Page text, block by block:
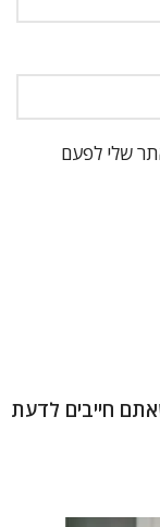
את 5 השאלות שאתם חייבים לדעת
שלי לפעם